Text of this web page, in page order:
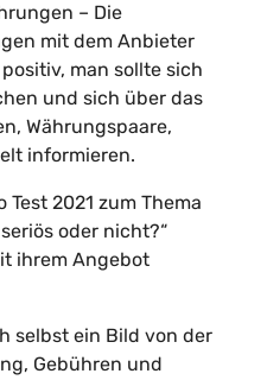
– Die
mit dem Anbieter
man sollte sich
und sich über das
Währungspaare,
informieren.
2021 zum Thema
oder nicht?“
ihrem Angebot
selbst ein Bild von der
Gebühren und